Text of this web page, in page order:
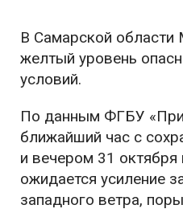
В Самарской
желтый уровень
условий.
По данным ФГБУ
ближайший час с
и вечером 31
ожидается усиление
западного ветра,